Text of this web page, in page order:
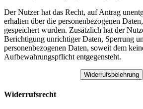
Der Nutzer hat das Recht, auf Antrag
erhalten über die personenbezogenen
gespeichert wurden. Zusätzlich hat der
Berichtigung unrichtiger Daten, Sperrung
personenbezogenen Daten, soweit dem
Aufbewahrungspflicht entgegensteht.
Widerrufsbelehrung
Widerrufsrecht